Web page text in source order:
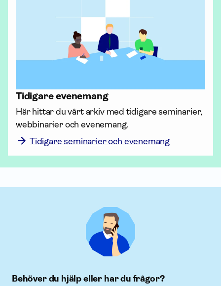
Tidigare evenemang
Här hittar du vårt arkiv med tidigare seminarier,
webbinarier och evenemang.
Tidigare seminarier och evenemang
Behöver du hjälp eller har du frågor?